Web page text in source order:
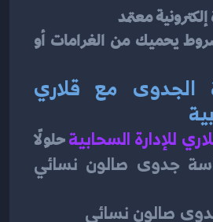
معتمد
للإدارة السحابية حلولًا
جدوى صالون نسائي